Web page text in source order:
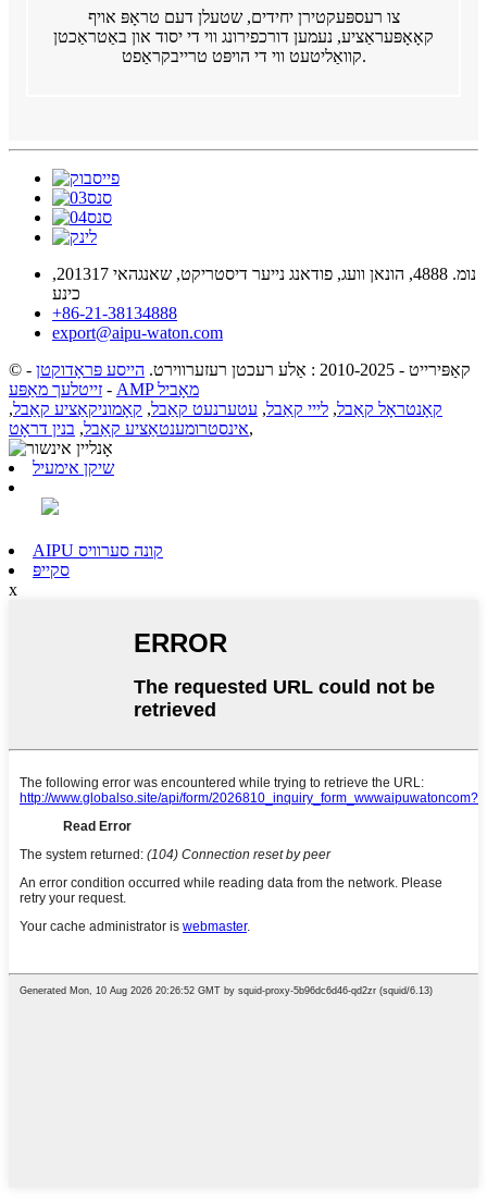
צו רעספּעקטירן יחידים, שטעלן דעם טראָפּ אויף
קאָאָפּעראַציע, נעמען דורכפירונג ווי די יסוד און באַטראַכטן
קוואַליטעט ווי די הויפּט טרייבקראַפט.
נומ. 4888, הונאן וועג, פודאנג נייער דיסטריקט, שאנגהאי 201317,
כינע
+86-21-38134888
export@aipu-waton.com
© קאַפּירייט - 2010-2025 : אַלע רעכטן רעזערווירט.
הייסע פּראָדוקטן -
זייטלעך מאַפּע -
AMP מאָביל
קאָנטראָל קאַבל, לייי קאַבל, עטערנעט קאַבל, קאָמוניקאַציע קאַבל,
אינסטרומענטאַציע קאַבל, בנין דראָט ,
שיקן אימעיל
AIPU קונה סערוויס
סקייפּ
x